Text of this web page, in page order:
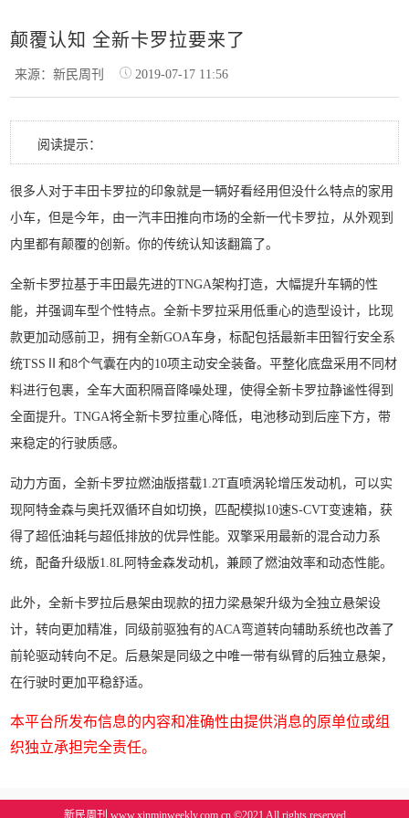
颠覆认知 全新卡罗拉要来了
来源：新民周刊 2019-07-17 11:56
阅读提示：
很多人对于丰田卡罗拉的印象就是一辆好看经用但没什么特点的家用
小车，但是今年，由一汽丰田推向市场的全新一代卡罗拉，从外观到
内里都有颠覆的创新。你的传统认知该翻篇了。
全新卡罗拉基于丰田最先进的TNGA架构打造，大幅提升车辆的性
能，并强调车型个性特点。全新卡罗拉采用低重心的造型设计，比现
款更加动感前卫，拥有全新GOA车身，标配包括最新丰田智行安全系
统TSSⅡ和8个气囊在内的10项主动安全装备。平整化底盘采用不同材
料进行包裹，全车大面积隔音降噪处理，使得全新卡罗拉静谧性得到
全面提升。TNGA将全新卡罗拉重心降低，电池移动到后座下方，带
来稳定的行驶质感。
动力方面，全新卡罗拉燃油版搭载1.2T直喷涡轮增压发动机，可以实
现阿特金森与奥托双循环自如切换，匹配模拟10速S-CVT变速箱，获
得了超低油耗与超低排放的优异性能。双擎采用最新的混合动力系
统，配备升级版1.8L阿特金森发动机，兼顾了燃油效率和动态性能。
此外，全新卡罗拉后悬架由现款的扭力梁悬架升级为全独立悬架设
计，转向更加精准，同级前驱独有的ACA弯道转向辅助系统也改善了
前轮驱动转向不足。后悬架是同级之中唯一带有纵臂的后独立悬架，
在行驶时更加平稳舒适。
本平台所发布信息的内容和准确性由提供消息的原单位或组
织独立承担完全责任。
新民周刊 www.xinminweekly.com.cn ©2021 All rights reserved